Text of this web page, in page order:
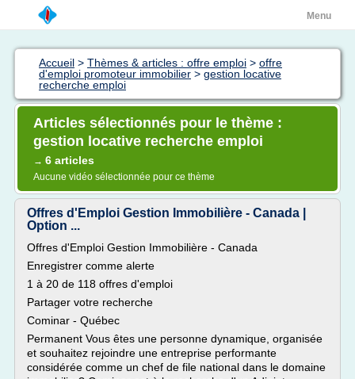
Menu
Accueil > Thèmes & articles : offre emploi > offre
d'emploi promoteur immobilier > gestion locative
recherche emploi
Articles sélectionnés pour le thème :
gestion locative recherche emploi
→ 6 articles
Aucune vidéo sélectionnée pour ce thème
Offres d'Emploi Gestion Immobilière - Canada |
Option ...
Offres d'Emploi Gestion Immobilière - Canada
Enregistrer comme alerte
1 à 20 de 118 offres d'emploi
Partager votre recherche
Cominar - Québec
Permanent Vous êtes une personne dynamique, organisée
et souhaitez rejoindre une entreprise performante
considérée comme un chef de file national dans le domaine